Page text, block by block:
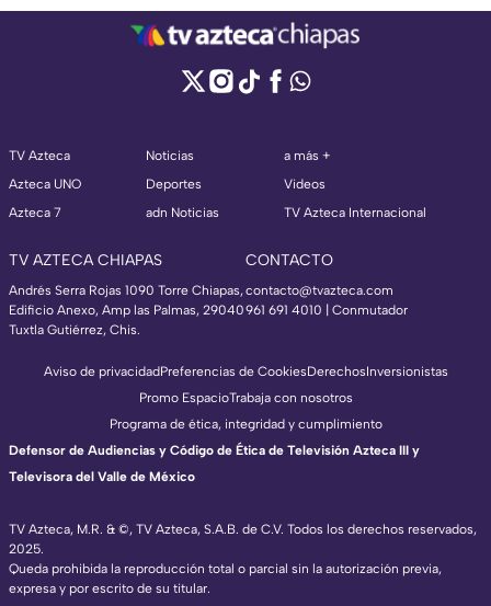
TV Azteca
Azteca UNO
Azteca 7
Noticias
Deportes
adn Noticias
a más +
Videos
TV Azteca Internacional
TV AZTECA CHIAPAS
Andrés Serra Rojas 1090 Torre Chiapas,
Edificio Anexo, Amp las Palmas, 29040
Tuxtla Gutiérrez, Chis.
CONTACTO
contacto@tvazteca.com
961 691 4010 | Conmutador
TV Azteca, M.R. & ©, TV Azteca, S.A.B. de C.V. Todos los derechos reservados,
2025.
Queda prohibida la reproducción total o parcial sin la autorización previa,
expresa y por escrito de su titular.
Aviso de privacidadPreferencias de CookiesDerechosInversionistas
Promo EspacioTrabaja con nosotros
Programa de ética, integridad y cumplimiento
Defensor de Audiencias y Código de Ética de Televisión Azteca III y
Televisora del Valle de México